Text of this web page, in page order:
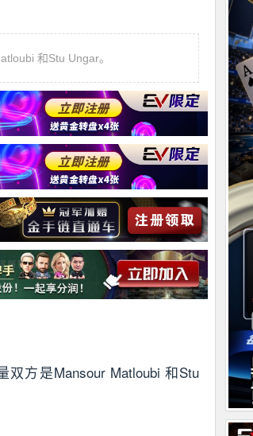
和Stu Ungar。
方是Mansour Matloubi 和Stu